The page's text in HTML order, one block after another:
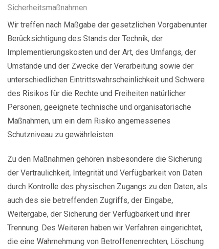
Sicherheitsmaßnahmen
Wir treffen nach Maßgabe der gesetzlichen Vorgabenunter
Berücksichtigung des Stands der Technik, der
Implementierungskosten und der Art, des Umfangs, der
Umstände und der Zwecke der Verarbeitung sowie der
unterschiedlichen Eintrittswahrscheinlichkeit und Schwere
des Risikos für die Rechte und Freiheiten natürlicher
Personen, geeignete technische und organisatorische
Maßnahmen, um ein dem Risiko angemessenes
Schutzniveau zu gewährleisten.
Zu den Maßnahmen gehören insbesondere die Sicherung
der Vertraulichkeit, Integrität und Verfügbarkeit von Daten
durch Kontrolle des physischen Zugangs zu den Daten, als
auch des sie betreffenden Zugriffs, der Eingabe,
Weitergabe, der Sicherung der Verfügbarkeit und ihrer
Trennung. Des Weiteren haben wir Verfahren eingerichtet,
die eine Wahrnehmung von Betroffenenrechten, Löschung